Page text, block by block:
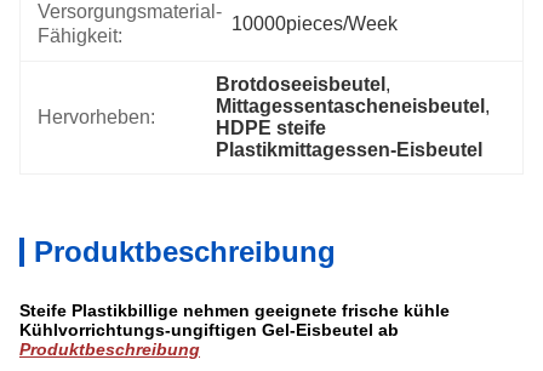
Versorgungsmaterial-
Fähigkeit:
10000pieces/week
Hervorheben:
Brotdoseeisbeutel ,
Mittagessentascheneisbeutel ,
HDPE steife
Plastikmittagessen-Eisbeutel
Produktbeschreibung
Steife Plastikbillige nehmen geeignete frische kühle
Kühlvorrichtungs-ungiftigen Gel-Eisbeutel ab
Produktbeschreibung